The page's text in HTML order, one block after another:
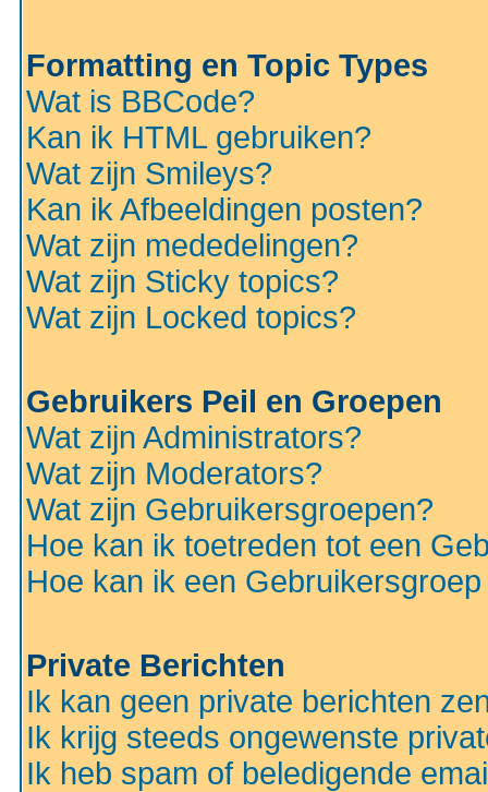
Formatting en Topic Types
Wat is BBCode?
Kan ik HTML gebruiken?
Wat zijn Smileys?
Kan ik Afbeeldingen posten?
Wat zijn mededelingen?
Wat zijn Sticky topics?
Wat zijn Locked topics?
Gebruikers Peil en Groepen
Wat zijn Administrators?
Wat zijn Moderators?
Wat zijn Gebruikersgroepen?
Hoe kan ik toetreden tot een
Hoe kan ik een
Private Berichten
Ik kan geen private berichten
Ik krijg steeds ongewenste
Ik heb spam of beledigende